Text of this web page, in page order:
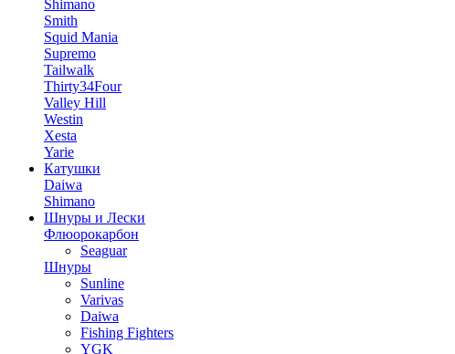
Shimano
Smith
Squid Mania
Supremo
Tailwalk
Thirty34Four
Valley Hill
Westin
Xesta
Yarie
Катушки
Daiwa
Shimano
Шнуры и Лески
Флюорокарбон
Seaguar
Шнуры
Sunline
Varivas
Daiwa
Fishing Fighters
YGK